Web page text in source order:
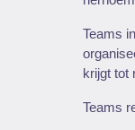
Teams
krijgt tot
Teams